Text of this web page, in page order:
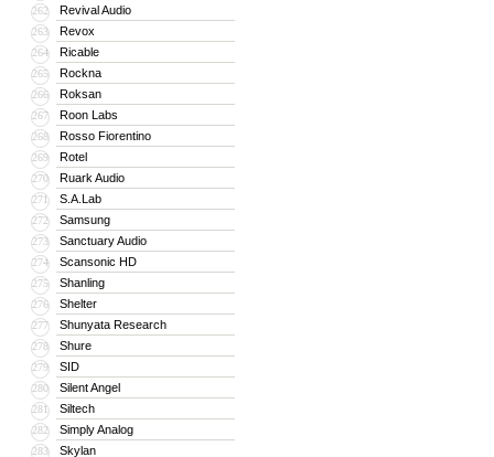
262 Revival Audio
263 Revox
264 Ricable
265 Rockna
266 Roksan
267 Roon Labs
268 Rosso Fiorentino
269 Rotel
270 Ruark Audio
271 S.A.Lab
272 Samsung
273 Sanctuary Audio
274 Scansonic HD
275 Shanling
276 Shelter
277 Shunyata Research
278 Shure
279 SID
280 Silent Angel
281 Siltech
282 Simply Analog
283 Skylan